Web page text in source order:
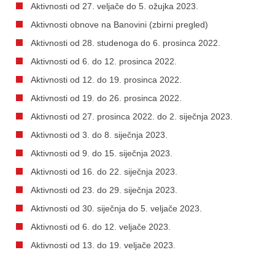
Aktivnosti od 27. veljače do 5. ožujka 2023.
Aktivnosti obnove na Banovini (zbirni pregled)
Aktivnosti od 28. studenoga do 6. prosinca 2022.
Aktivnosti od 6. do 12. prosinca 2022.
Aktivnosti od 12. do 19. prosinca 2022.
Aktivnosti od 19. do 26. prosinca 2022.
Aktivnosti od 27. prosinca 2022. do 2. siječnja 2023.
Aktivnosti od 3. do 8. siječnja 2023.
Aktivnosti od 9. do 15. siječnja 2023.
Aktivnosti od 16. do 22. siječnja 2023.
Aktivnosti od 23. do 29. siječnja 2023.
Aktivnosti od 30. siječnja do 5. veljače 2023.
Aktivnosti od 6. do 12. veljače 2023.
Aktivnosti od 13. do 19. veljače 2023.